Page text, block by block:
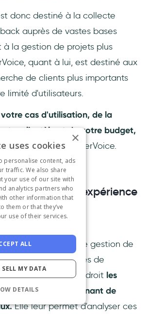
donc destiné à la collecte
auprès de vastes bases
à la gestion de projets plus
quant à lui, est destiné aux
de clients plus importants
limité d'utilisateurs.
cas d'utilisation, de la
clientèle et de votre budget,
Sleekplan ou UserVoice.
- l'outil de
des retours d'expérience
de route
: 4.3 (238)
une plateforme de gestion de
aux responsables de
en un seul endroit les
des utilisateurs provenant de
Elle leur permet d'analyser ces
×
uses cookies
personalise content, ads
traffic. We also share
your use of our site with
analytics partners who
other information that
them or that they’ve
use of their services.
ALL
MY DATA
DETAILS